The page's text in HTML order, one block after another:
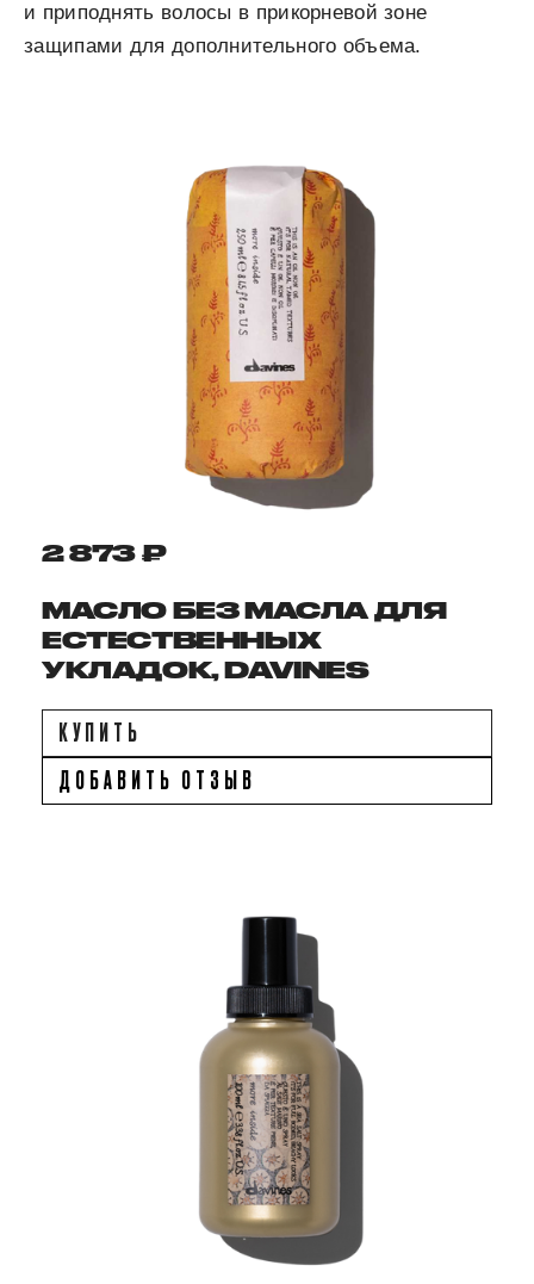
и приподнять волосы в прикорневой зоне
защипами для дополнительного объема.
2 873 ₽
МАСЛО БЕЗ МАСЛА ДЛЯ
ЕСТЕСТВЕННЫХ
УКЛАДОК, DAVINES
КУПИТЬ
ДОБАВИТЬ ОТЗЫВ